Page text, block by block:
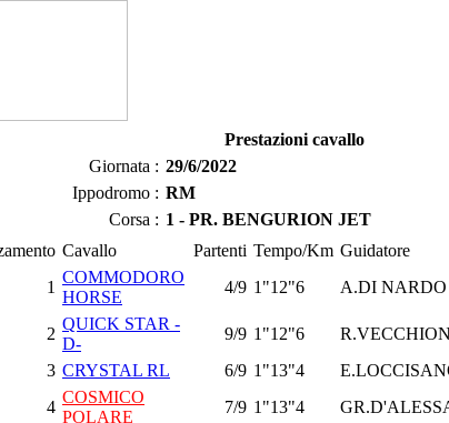
Prestazioni cavallo
Giornata : 29/6/2022
Ippodromo : RM
Corsa : 1 - PR. BENGURION JET
Cavallo Partenti Tempo/Km Guidatore
1
COMMODORO
HORSE
4/9 1"12"6 A.DI NARDO
2
QUICK STAR -
D-
9/9 1"12"6
3 CRYSTAL RL 6/9 1"13"4
4
COSMICO
POLARE
7/9 1"13"4